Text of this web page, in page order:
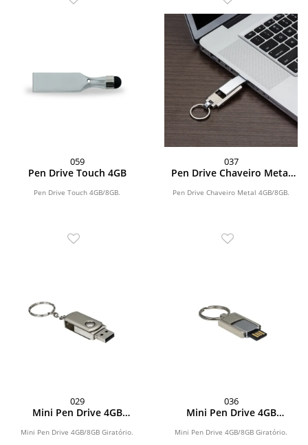
059
Pen Drive Touch 4GB
Pen Drive Touch 4GB/8GB.
037
Pen Drive Chaveiro Metal
Pen Drive Chaveiro Metal 4GB/8GB.
029
Mini Pen Drive 4GB
Mini Pen Drive 4GB/8GB Giratório.
036
Mini Pen Drive 4GB
Mini Pen Drive 4GB/8GB Giratório.